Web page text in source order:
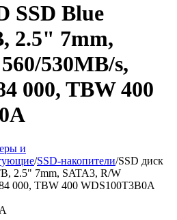
SSD Blue
2.5" 7mm,
530MB/s,
000, TBW 400
и
/SSD-накопители/SSD диск
2.5" 7mm, SATA3, R/W
000, TBW 400 WDS100T3B0A